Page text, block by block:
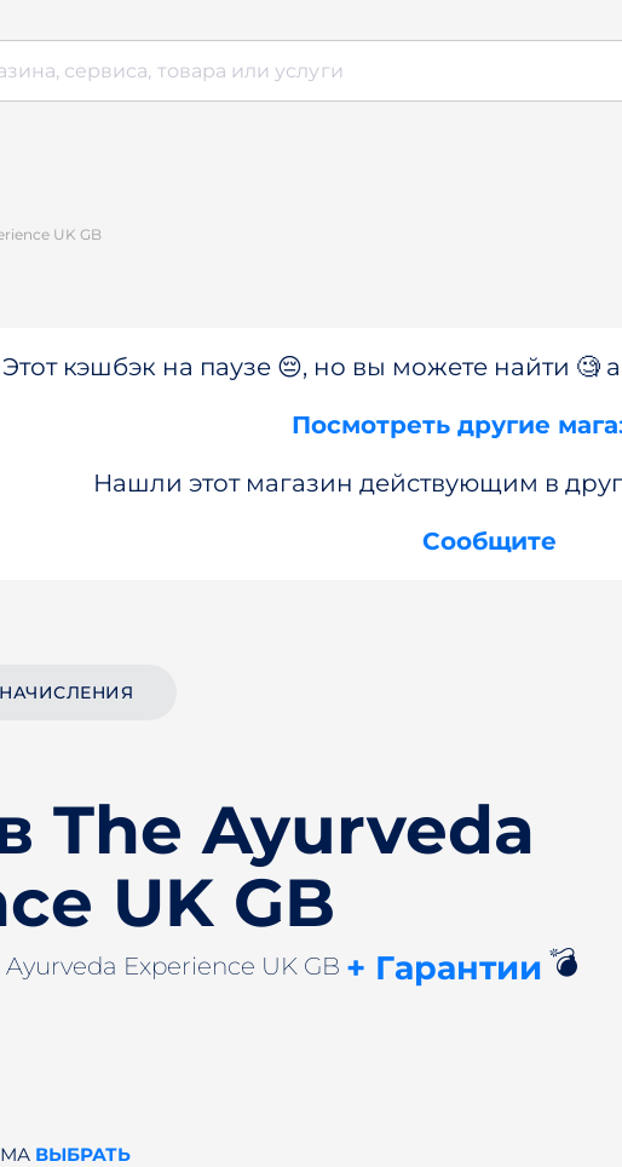
UK GB
Этот кэшбэк на паузе 😔, но вы можете найти 🧐
Посмотреть другие
Нашли этот магазин действующим в
Сообщите
The Ayurveda
UK GB
Experience UK GB + Гарантии 💣
ВЫБРАТЬ